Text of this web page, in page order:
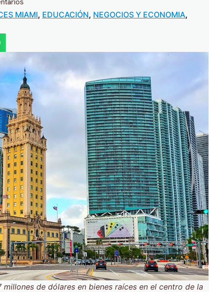
MIAMI, EDUCACIÓN, NEGOCIOS Y ECONOMIA,
de dólares en bienes raíces en el centro de la